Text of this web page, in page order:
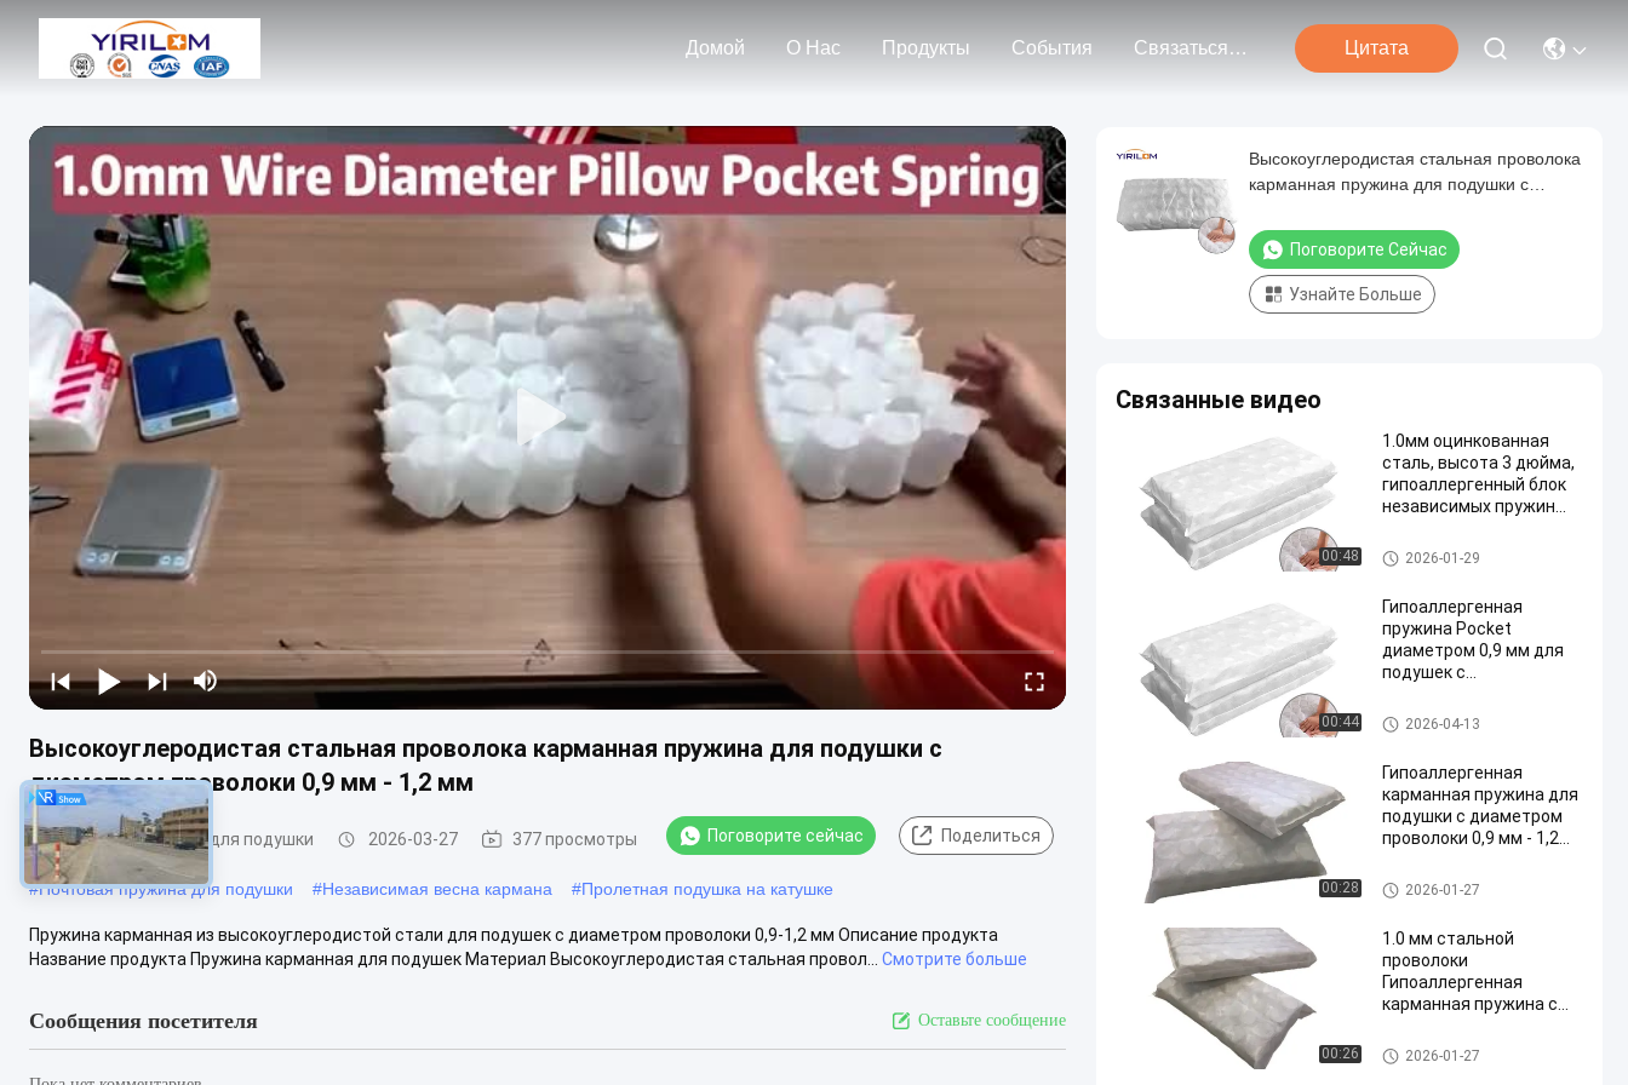
Домой О Нас Продукты События Связаться С Нами Цитата
Высокоуглеродистая стальная проволока карманная пружина для подушки с
диаметром проволоки 0,9 мм - 1,2 мм
Почтовая пружина для подушки 2026-03-27 377 просмотры Поговорите сейчас Поделиться
#Почтовая пружина для подушки #Независимая весна кармана #Пролетная подушка на катушке
Пружина карманная из высокоуглеродистой стали для подушек с диаметром проволоки 0,9-1,2 мм Описание продукта
Название продукта Пружина карманная для подушек Материал Высокоуглеродистая стальная провол...
Смотрите больше
Сообщения посетителя Оставьте сообщение
Высокоуглеродистая стальная проволока
карманная пружина для подушки с
Поговорите Сейчас
Узнайте Больше
Связанные видео
00:48
1.0мм оцинкованная
сталь, высота 3 дюйма,
гипоаллергенный блок
независимых пружин
Почтовая пружина для поду
шки
2026-01-29
00:44
Гипоаллергенная
пружина Pocket
диаметром 0,9 мм для
подушек с
размером
Почтовая пружина для поду
шки
2026-04-13
00:28
Гипоаллергенная
карманная пружина для
подушки с диаметром
проволоки 0,9 мм - 1,2
поддержкой края
Почтовая пружина для поду
шки
2026-01-27
00:26
1.0 мм стальной
проволоки
Гипоаллергенная
карманная пружина с
для удобной опоры
подушки
Почтовая пружина для поду
шки
2026-01-27